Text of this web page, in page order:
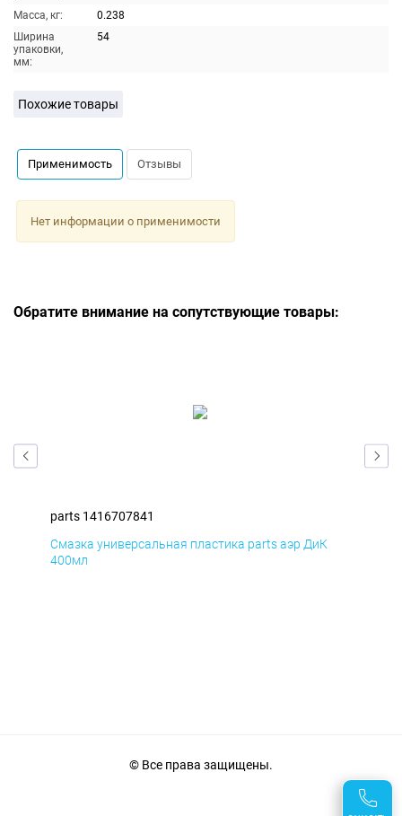
Масса, кг:
0.238
Ширина
упаковки,
мм:
54
Похожие товары
Применимость Отзывы
Нет информации о применимости
Обратите внимание на сопутствующие товары:
parts 1416707841
Смазка универсальная пластика parts аэр ДиК
400мл
© Все права защищены.